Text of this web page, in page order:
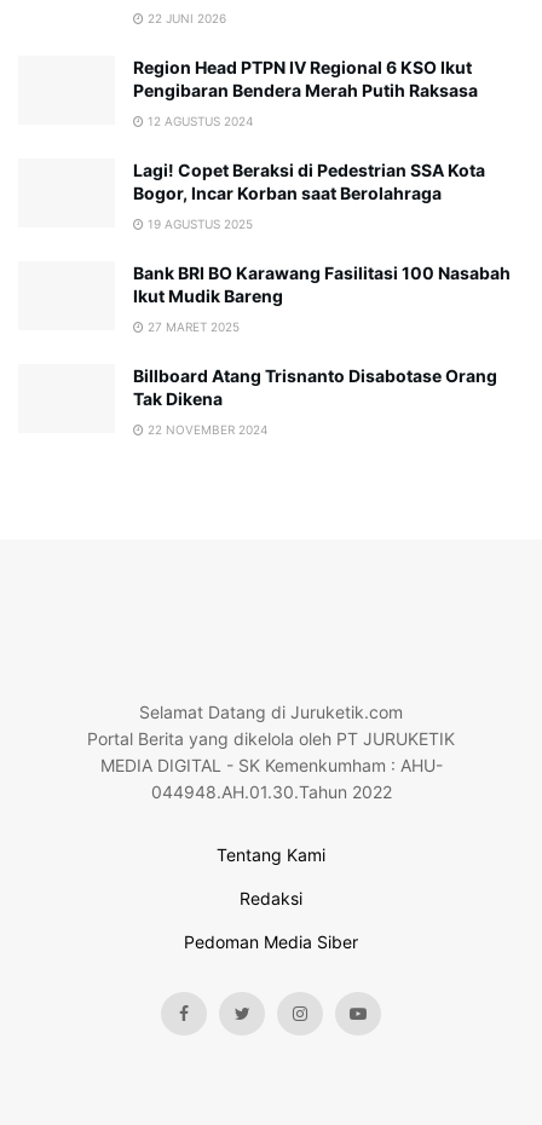
22 JUNI 2026
Region Head PTPN IV Regional 6 KSO Ikut
Pengibaran Bendera Merah Putih Raksasa
12 AGUSTUS 2024
Lagi! Copet Beraksi di Pedestrian SSA Kota
Bogor, Incar Korban saat Berolahraga
19 AGUSTUS 2025
Bank BRI BO Karawang Fasilitasi 100 Nasabah
Ikut Mudik Bareng
27 MARET 2025
Billboard Atang Trisnanto Disabotase Orang
Tak Dikena
22 NOVEMBER 2024
Selamat Datang di Juruketik.com
Portal Berita yang dikelola oleh PT JURUKETIK
MEDIA DIGITAL - SK Kemenkumham : AHU-
044948.AH.01.30.Tahun 2022
Tentang Kami
Redaksi
Pedoman Media Siber